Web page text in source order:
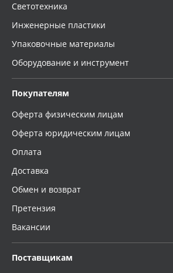
Светотехника
Инженерные пластики
Упаковочные материалы
Оборудование и инструмент
Покупателям
Оферта физическим лицам
Оферта юридическим лицам
Оплата
Доставка
Обмен и возврат
Претензия
Вакансии
Поставщикам